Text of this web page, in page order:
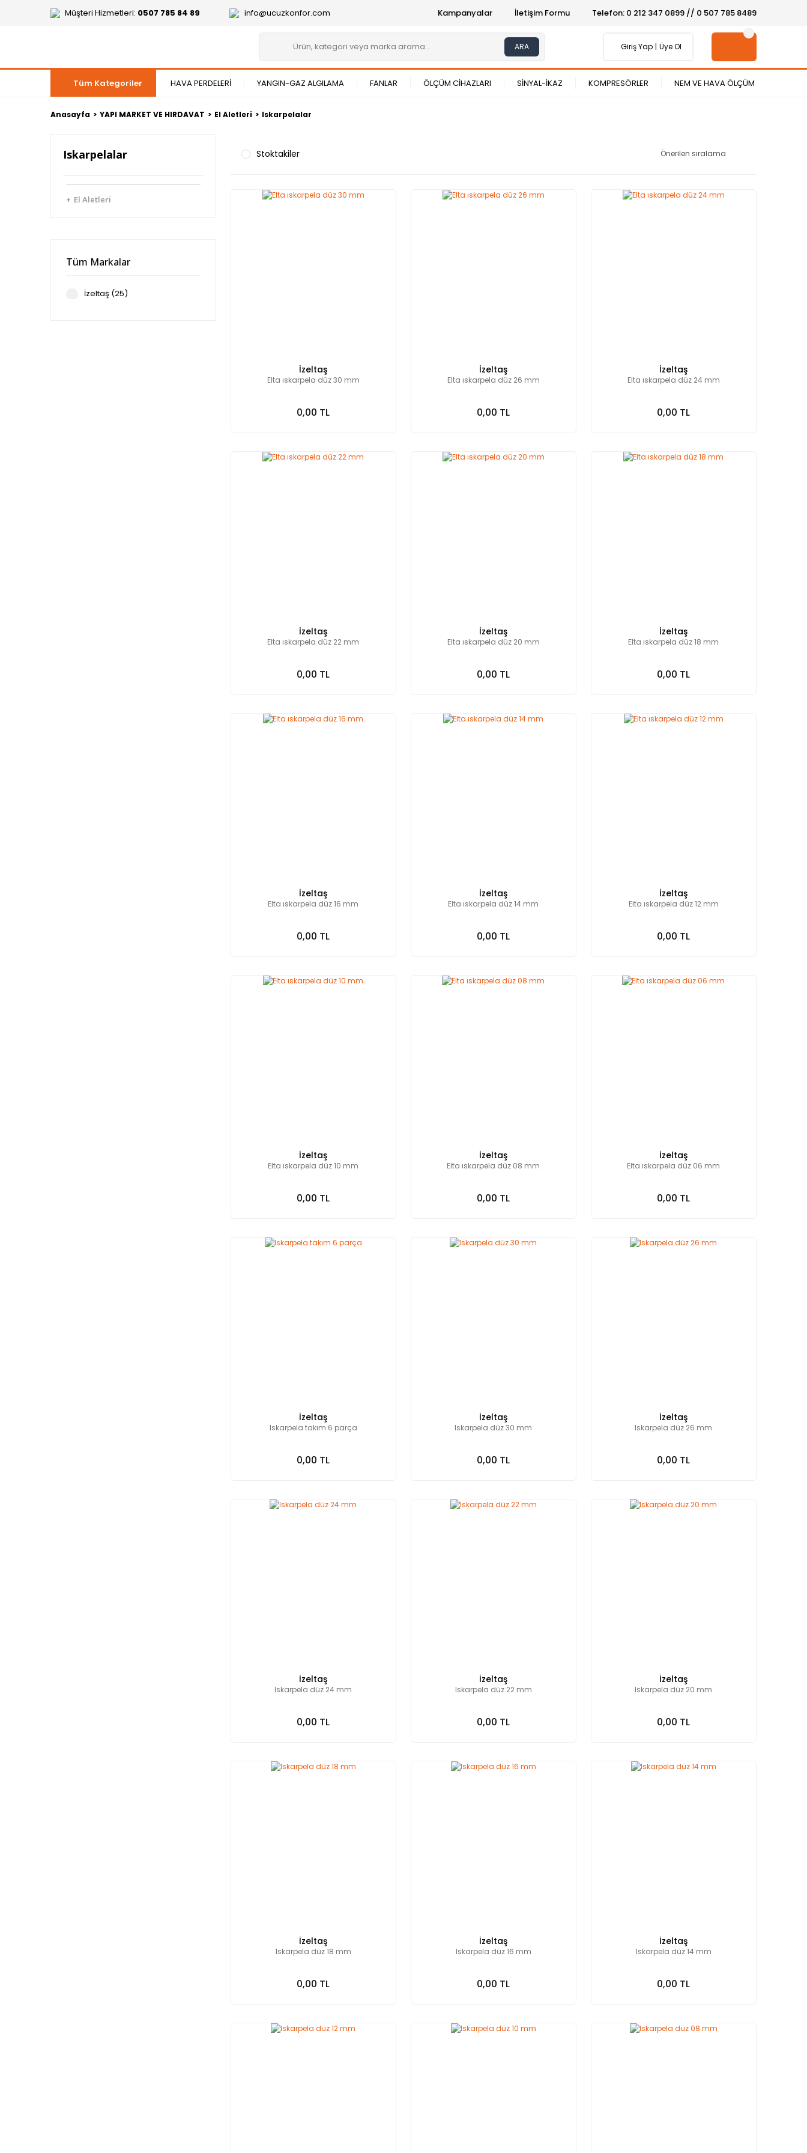
Müşteri Hizmetleri: 0507 785 84 89 info@ucuzkonfor.com Kampanyalar İletişim Formu Telefon: 0 212 347 0899 // 0 507 785 8489
ARA Giriş Yap Üye Ol
Tüm Kategoriler HAVA PERDELERİ YANGIN-GAZ ALGILAMA FANLAR ÖLÇÜM CİHAZLARI SİNYAL-İKAZ KOMPRESÖRLER NEM VE HAVA ÖLÇÜM
Anasayfa YAPI MARKET VE HIRDAVAT El Aletleri Iskarpelalar
Iskarpelalar
El Aletleri
Tüm Markalar
İzeltaş (25)
Stoktakiler
İzeltaş
Elta ıskarpela düz 30 mm
0,00 TL
İzeltaş
Elta ıskarpela düz 26 mm
0,00 TL
İzeltaş
Elta ıskarpela düz 24 mm
0,00 TL
İzeltaş
Elta ıskarpela düz 22 mm
0,00 TL
İzeltaş
Elta ıskarpela düz 20 mm
0,00 TL
İzeltaş
Elta ıskarpela düz 18 mm
0,00 TL
İzeltaş
Elta ıskarpela düz 16 mm
0,00 TL
İzeltaş
Elta ıskarpela düz 14 mm
0,00 TL
İzeltaş
Elta ıskarpela düz 12 mm
0,00 TL
İzeltaş
Elta ıskarpela düz 10 mm
0,00 TL
İzeltaş
Elta ıskarpela düz 08 mm
0,00 TL
İzeltaş
Elta ıskarpela düz 06 mm
0,00 TL
İzeltaş
Iskarpela takım 6 parça
0,00 TL
İzeltaş
Iskarpela düz 30 mm
0,00 TL
İzeltaş
Iskarpela düz 26 mm
0,00 TL
İzeltaş
Iskarpela düz 24 mm
0,00 TL
İzeltaş
Iskarpela düz 22 mm
0,00 TL
İzeltaş
Iskarpela düz 20 mm
0,00 TL
İzeltaş
Iskarpela düz 18 mm
0,00 TL
İzeltaş
Iskarpela düz 16 mm
0,00 TL
İzeltaş
Iskarpela düz 14 mm
0,00 TL